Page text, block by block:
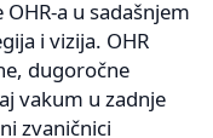
a u sadašnjem
i vizija. OHR
dugoročne
vakum u zadnje
zvaničnici